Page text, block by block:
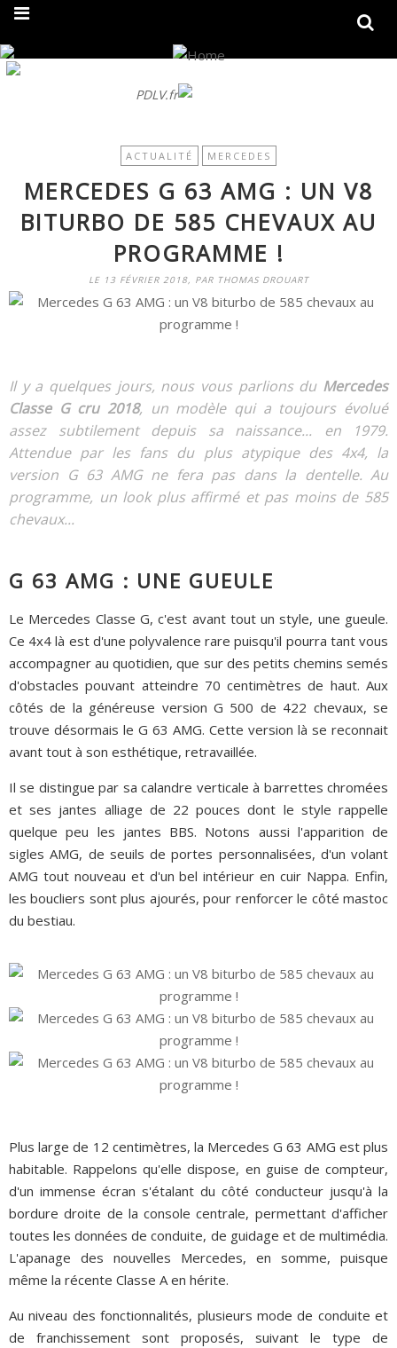
PDLV.fr
ACTUALITÉ MERCEDES
MERCEDES G 63 AMG : UN V8
BITURBO DE 585 CHEVAUX AU
PROGRAMME !
LE 13 FÉVRIER 2018, PAR THOMAS DROUART
Il y a quelques jours, nous vous parlions du Mercedes
Classe G cru 2018, un modèle qui a toujours évolué
assez subtilement depuis sa naissance... en 1979.
Attendue par les fans du plus atypique des 4x4, la
version G 63 AMG ne fera pas dans la dentelle. Au
programme, un look plus affirmé et pas moins de 585
chevaux...
G 63 AMG : UNE GUEULE
Le Mercedes Classe G, c'est avant tout un style, une gueule.
Ce 4x4 là est d'une polyvalence rare puisqu'il pourra tant vous
accompagner au quotidien, que sur des petits chemins semés
d'obstacles pouvant atteindre 70 centimètres de haut. Aux
côtés de la généreuse version G 500 de 422 chevaux, se
trouve désormais le G 63 AMG. Cette version là se reconnait
avant tout à son esthétique, retravaillée.
Il se distingue par sa calandre verticale à barrettes chromées
et ses jantes alliage de 22 pouces dont le style rappelle
quelque peu les jantes BBS. Notons aussi l'apparition de
sigles AMG, de seuils de portes personnalisées, d'un volant
AMG tout nouveau et d'un bel intérieur en cuir Nappa. Enfin,
les boucliers sont plus ajourés, pour renforcer le côté mastoc
du bestiau.
Plus large de 12 centimètres, la Mercedes G 63 AMG est plus
habitable. Rappelons qu'elle dispose, en guise de compteur,
d'un immense écran s'étalant du côté conducteur jusqu'à la
bordure droite de la console centrale, permettant d'afficher
toutes les données de conduite, de guidage et de multimédia.
L'apanage des nouvelles Mercedes, en somme, puisque
même la récente Classe A en hérite.
Au niveau des fonctionnalités, plusieurs mode de conduite et
de franchissement sont proposés, suivant le type de